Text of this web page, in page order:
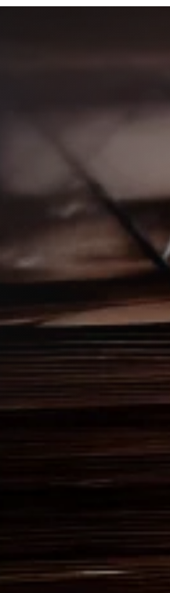
i
med en lokal
der kan gennemgå
rotter
51 90 85 46
et alvorligt
fordi de